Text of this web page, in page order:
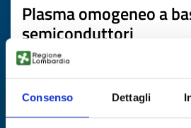
Consenso Dettagli
Plasma omogeneo a
semiconduttori
ID: TODE20250822010